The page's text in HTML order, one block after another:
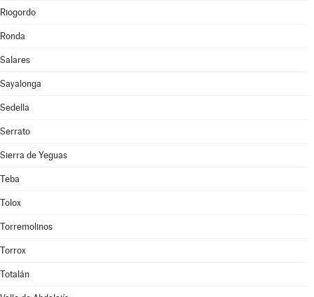
Riogordo
Ronda
Salares
Sayalonga
Sedella
Serrato
Sierra de Yeguas
Teba
Tolox
Torremolinos
Torrox
Totalán